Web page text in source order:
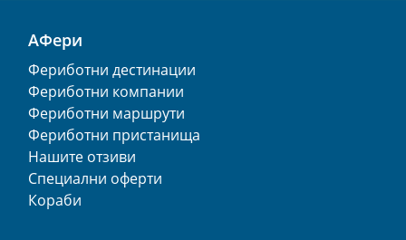
АФери
Фериботни дестинации
Фериботни компании
Фериботни маршрути
Фериботни пристанища
Нашите отзиви
Специални оферти
Кораби